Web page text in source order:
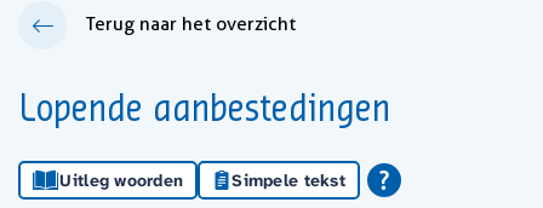
Terug naar het overzicht
Lopende aanbestedingen
Uitleg woorden Simpele tekst